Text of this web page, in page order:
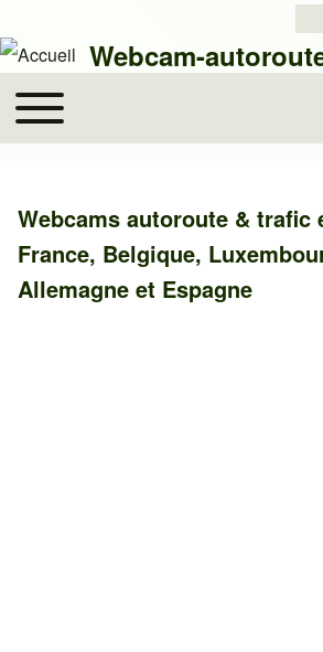
Close search
Rechercher
Webcam-
Main navigation
Toggle main menu
Webcams autoroute &
France, Belgique,
Allemagne et Espagne